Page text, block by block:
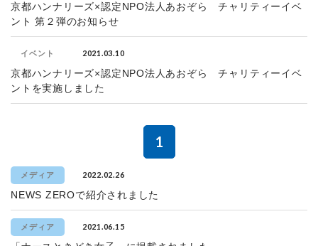
京都ハンナリーズ×認定NPO法人あおぞら チャリティーイベ
ント 第２弾のお知らせ
イベント 2021.03.10
京都ハンナリーズ×認定NPO法人あおぞら チャリティーイベ
ントを実施しました
1
メディア 2022.02.26
NEWS ZEROで紹介されました
メディア 2021.06.15